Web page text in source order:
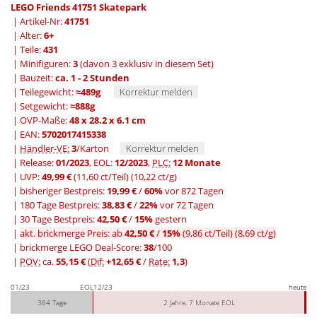
LEGO Friends 41751 Skatepark
| Artikel-Nr:41751
| Alter:6+
| Teile:431
| Minifiguren:3(davon 3 exklusiv in diesem Set)
| Bauzeit:ca. 1 - 2 Stunden
| Teilegewicht:≈489g
Korrektur melden
| Setgewicht:≈888g
| OVP-Maße:48 x 28.2 x 6.1 cm
| EAN:5702017415338
| Händler-VE:3/Karton
Korrektur melden
| Release:01/2023, EOL: 12/2023, PLC: 12 Monate
| UVP:49,99 €(11,60 ct/Teil)(10,22 ct/g)
| bisheriger Bestpreis: 19,99 €/60%vor 872 Tagen
| 180 Tage Bestpreis:38,83 €/22%vor 72 Tagen
| 30 Tage Bestpreis:42,50 €/ 15%gestern
| akt. brickmerge Preis: ab42,50 €/ 15%(9,86 ct/Teil)(8,69 ct/g)
| brickmerge LEGO Deal-Score:38/100
| POV:ca.55,15 €(Dif:+12,65 €/ Rate: 1,3)
01/23 EOL12/23
heute
364 Tage
2 Jahre, 7 Monate EOL